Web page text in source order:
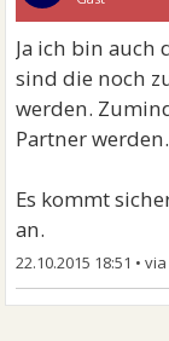
Ja ich bin auch
sind die noch
werden.
Partner
Es kommt
an.
22.10.2015 18:51 •